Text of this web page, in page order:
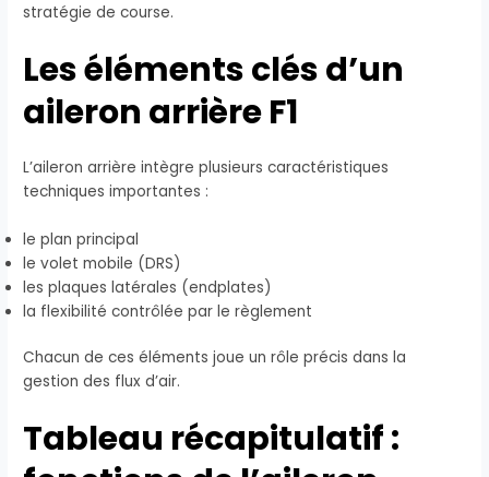
stratégie de course.
Les éléments clés d’un
aileron arrière F1
L’aileron arrière intègre plusieurs caractéristiques
techniques importantes :
le plan principal
le volet mobile (DRS)
les plaques latérales (endplates)
la flexibilité contrôlée par le règlement
Chacun de ces éléments joue un rôle précis dans la
gestion des flux d’air.
Tableau récapitulatif :